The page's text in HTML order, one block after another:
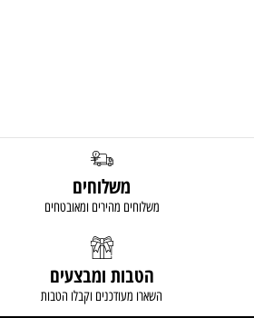
משלוחים
משלוחים מהירים ומאובטחים
הטבות ומבצעים
השארו מעודכנים וקבלו הטבות